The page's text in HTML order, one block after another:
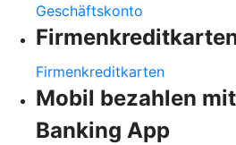
Geschäftskonto
Firmenkreditkarten
Mobil bezahlen
Banking App